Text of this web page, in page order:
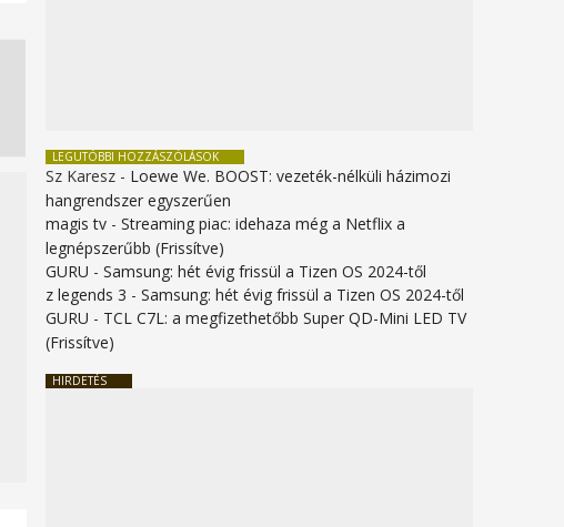
LEGUTÓBBI HOZZÁSZÓLÁSOK
Sz Karesz - Loewe We. BOOST: vezeték-nélküli házimozi
hangrendszer egyszerűen
magis tv -Streaming piac: idehaza még a Netflix a
legnépszerűbb (Frissítve)
GURU -Samsung: hét évig frissül a Tizen OS 2024-től
z legends 3 -Samsung: hét évig frissül a Tizen OS 2024-től
GURU - TCL C7L: a megfizethetőbb Super QD-Mini LED TV
(Frissítve)
HIRDETÉS